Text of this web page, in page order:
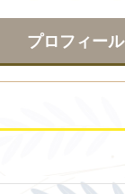
プロフィール